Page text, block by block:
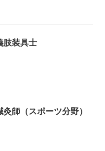
肢装具士
灸師（スポーツ分野）